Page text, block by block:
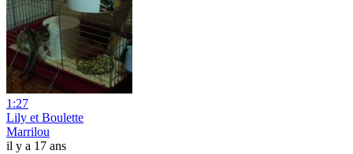
1:27
Lily et Boulette
Marrilou
il y a 17 ans